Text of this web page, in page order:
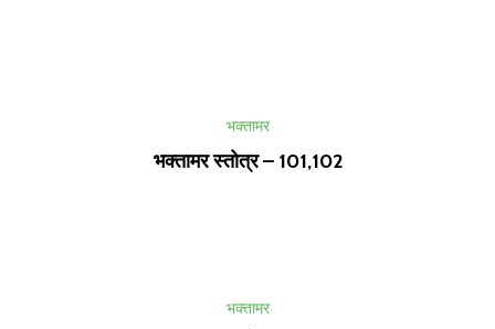
भक्तामर
भक्तामर स्तोत्र – 101,102
भक्तामर